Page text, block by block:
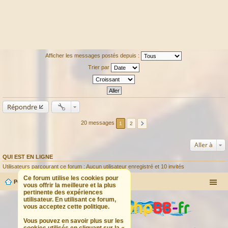
Afficher les messages postés depuis :
Trier par
Répondre
20 messages 1 2
Aller à
QUI EST EN LIGNE
Utilisateurs parcourant ce forum : Aucun utilisateur enregistré et 10 invités
Ce forum utilise les cookies pour
vous offrir la meilleure et la plus
pertinente des expériences
utilisateur. En utilisant ce forum,
vous acceptez cette politique.
Vous pouvez en savoir plus sur les
Portail Forum